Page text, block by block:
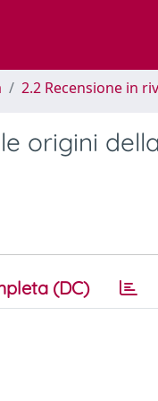
2.2 Recensione in
origini
(DC)